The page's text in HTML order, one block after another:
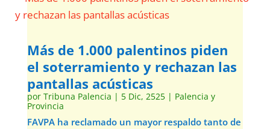
Más de 1.000 palentinos piden
el soterramiento y rechazan las
pantallas acústicas
por Tribuna Palencia | 5 Dic, 2525| Palencia y
Provincia
FAVPA ha reclamado un mayor respaldo tanto de